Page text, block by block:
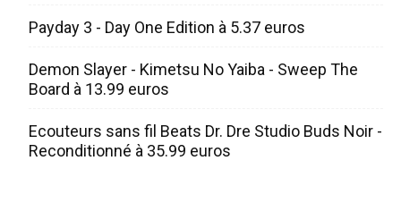
Payday 3 - Day One Edition à 5.37 euros
Demon Slayer - Kimetsu No Yaiba - Sweep The
Board à 13.99 euros
Ecouteurs sans fil Beats Dr. Dre Studio Buds Noir -
Reconditionné à 35.99 euros